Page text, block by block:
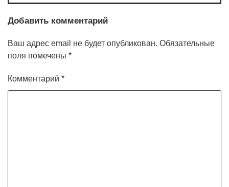
Добавить комментарий
Ваш адрес email не будет опубликован. Обязательные
поля помечены *
Комментарий *